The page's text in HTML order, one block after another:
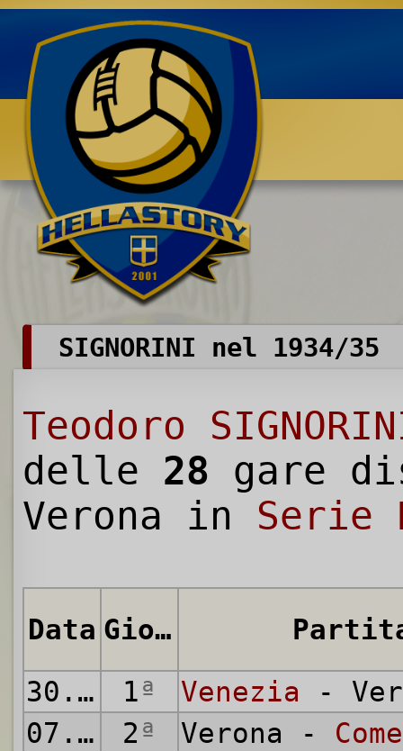
Benvenuti su HELLASTORY.net
SIGNORINI nel 1934/35
Teodoro
delle 28 gare
Verona in Serie
Data Giornata
30.09.1934
1ª Venezia -
07.10.1934
2ª Verona -